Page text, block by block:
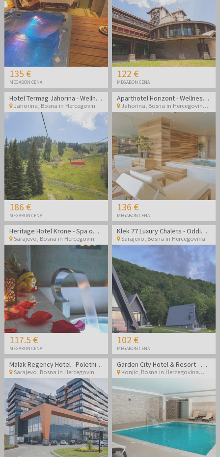
135 €
MEGABON CENA
122 €
MEGABON CENA
Hotel Termag Jahorina - Wellness oddih na Jahorini v dvoje
Jahorina Bosna in Hercegovina
186 €
MEGABON CENA
Aparthotel Horizont - Wellness oddih v naravi
Jahorina Bosna in Hercegovina
136 €
MEGABON CENA
Heritage Hotel Krone - Spa oddih v Sarajevu
Sarajevo, Bosna in Hercegovina
117.5 €
MEGABON CENA
Klek 77 Luxury Chalets - Oddih v lesenih hiškah na Jahorini med tednom
Sarajevo, Bosna in Hercegovina
102 €
MEGABON CENA
Malak Regency Hotel - Poletni vrhunski wellness oddih v Sarajevu
Sarajevo, Bosna in Hercegovina
Garden City Hotel & Resort - Wellness poletni oddih za pare v mirni oazi med tednom
Konjic, Bosna in Hercegovina